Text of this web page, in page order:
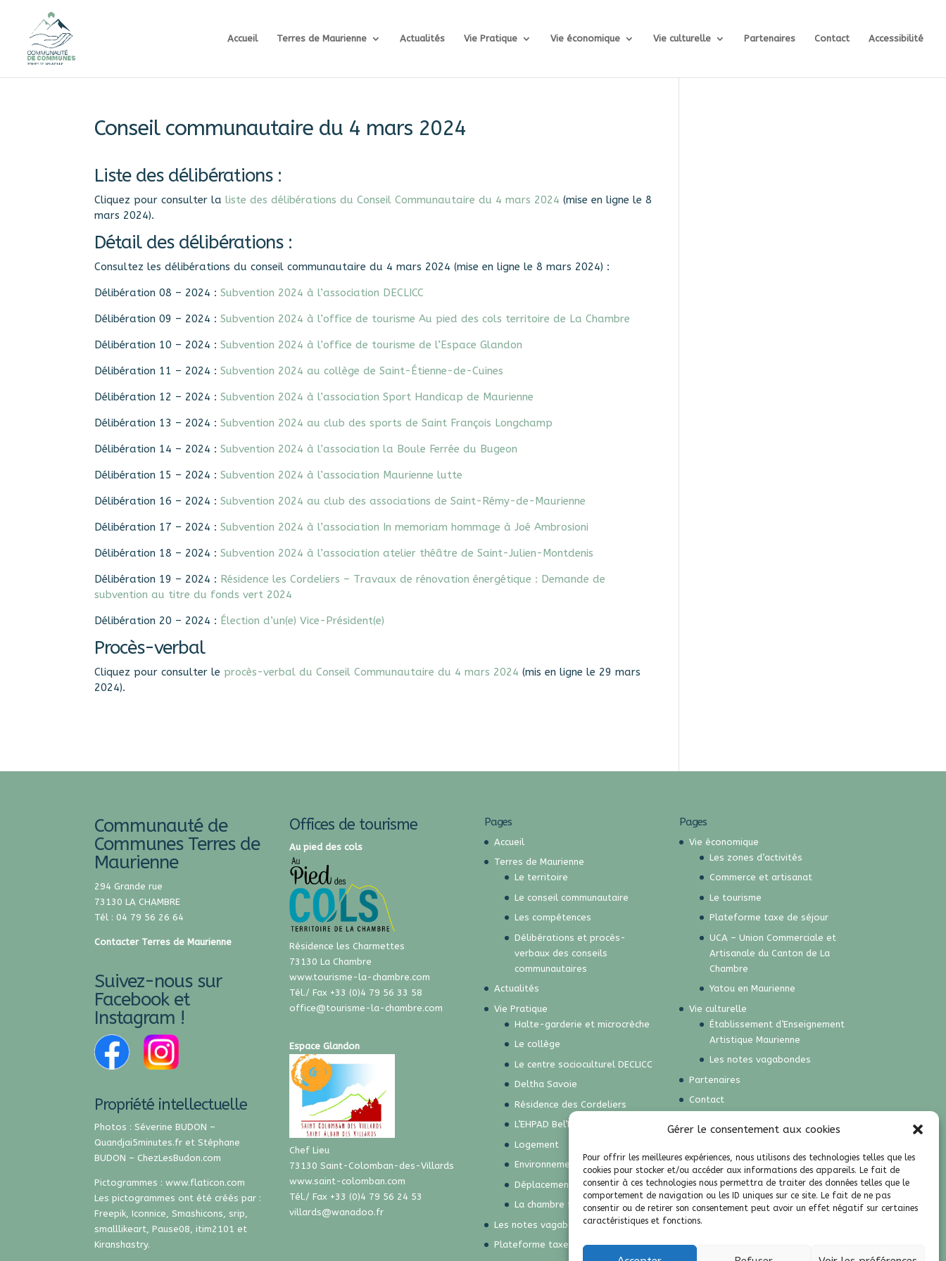
Gérer le consentement aux cookies
Pour offrir les meilleures expériences, nous utilisons des technologies telles que les
cookies pour stocker et/ou accéder aux informations des appareils. Le fait de
consentir à ces technologies nous permettra de traiter des données telles que le
comportement de navigation ou les ID uniques sur ce site. Le fait de ne pas
consentir ou de retirer son consentement peut avoir un effet négatif sur certaines
caractéristiques et fonctions.
Accueil Terres de Maurienne Actualités Vie Pratique Vie économique Vie culturelle Partenaires Contact Accessibilité
Conseil communautaire du 4 mars 2024
Liste des délibérations :
Cliquez pour consulter laliste des délibérations du Conseil Communautaire du 4 mars 2024 (mise en ligne le 8
mars 2024).
Détail des délibérations :
Consultez les délibérations du conseil communautaire du 4 mars 2024 (mise en ligne le 8 mars 2024) :
Délibération 08 – 2024 :Subvention 2024 à l’association DECLICC
Délibération 09 – 2024 :Subvention 2024 à l’office de tourisme Au pied des cols territoire de La Chambre
Délibération 10 – 2024 :Subvention 2024 à l’office de tourisme de l’Espace Glandon
Délibération 11 – 2024 :Subvention 2024 au collège de Saint-Étienne-de-Cuines
Délibération 12 – 2024 :Subvention 2024 à l’association Sport Handicap de Maurienne
Délibération 13 – 2024 :Subvention 2024 au club des sports de Saint François Longchamp
Délibération 14 – 2024 :Subvention 2024 à l’association la Boule Ferrée du Bugeon
Délibération 15 – 2024 :Subvention 2024 à l’association Maurienne lutte
Délibération 16 – 2024 :Subvention 2024 au club des associations de Saint-Rémy-de-Maurienne
Délibération 17 – 2024 :Subvention 2024 à l’association In memoriam hommage à Joé Ambrosioni
Délibération 18 – 2024 :Subvention 2024 à l’association atelier théâtre de Saint-Julien-Montdenis
Délibération 19 – 2024 : Résidence les Cordeliers – Travaux de rénovation énergétique : Demande de
subvention au titre du fonds vert 2024
Délibération 20 – 2024 : Élection d’un(e) Vice-Président(e)
Procès-verbal
Cliquez pour consulter le procès-verbal du Conseil Communautaire du 4 mars 2024 (mis en ligne le 29 mars
2024).
Communauté de
Communes Terres de
Maurienne
294 Grande rue
73130 LA CHAMBRE
Tél : 04 79 56 26 64
Contacter Terres de Maurienne
Suivez-nous sur
Facebook et
Instagram !
Propriété intellectuelle
Photos : Séverine BUDON –
Quandjai5minutes.fr et Stéphane
BUDON – ChezLesBudon.com
Pictogrammes :www.flaticon.com
Les pictogrammes ont été créés par :
Freepik, Iconnice,Smashicons, srip,
smalllikeart, Pause08, itim2101 et
Kiranshastry.
Offices de tourisme
Au pied des cols
Résidence les Charmettes
73130 La Chambre
www.tourisme-la-chambre.com
Tél./ Fax +33 (0)4 79 56 33 58
office@tourisme-la-chambre.com
Espace Glandon
Chef Lieu
73130 Saint-Colomban-des-Villards
www.saint-colomban.com
Tél./ Fax +33 (0)4 79 56 24 53
villards@wanadoo.fr
Pages
Accueil
Terres de Maurienne
Le territoire
Le conseil communautaire
Les compétences
Délibérations et procès-
verbaux des conseils
communautaires
Actualités
Vie Pratique
Halte-garderie et microcrèche
Le collège
Le centre socioculturel DECLICC
Deltha Savoie
Résidence des Cordeliers
L’EHPAD Bel’Fontaine
Logement
Environnement et déchets
Déplacements
La chambre funéraire
Les notes vagabondes
Plateforme taxe de séjour
Pages
Vie économique
Les zones d’activités
Commerce et artisanat
Le tourisme
Plateforme taxe de séjour
UCA – Union Commerciale et
Artisanale du Canton de La
Chambre
Yatou en Maurienne
Vie culturelle
Établissement d’Enseignement
Artistique Maurienne
Les notes vagabondes
Partenaires
Contact
Contactez le responsable du
Mentions légales
Politique de cookies (UE)
Résidence des Cordeliers